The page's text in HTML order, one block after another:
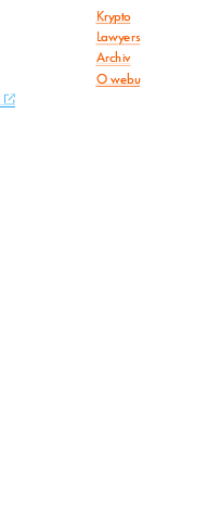
Krypto
Lawyers
Archiv
O webu